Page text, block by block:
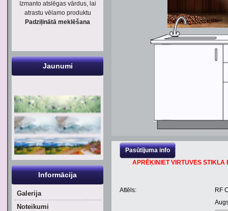
Pasūtījuma info
APRĒĶINIET VIRTUVES
Attēls:
RF
Izmanto atslēgas vārdus, lai
atrastu vēlamo produktu
Padziļinātā meklēšana
Jaunumi
Informācija
Galerija
Noteikumi